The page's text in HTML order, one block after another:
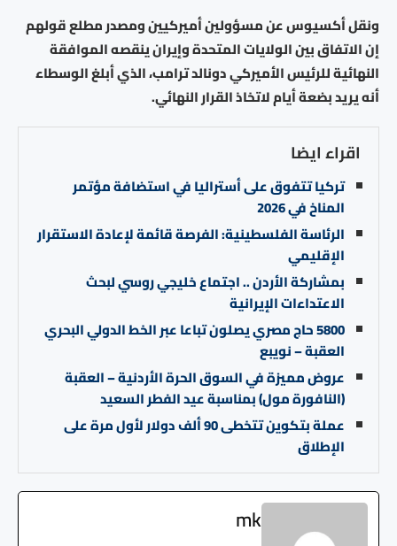
ونقل أكسيوس عن مسؤولين أميركيين ومصدر مطلع قولهم
إن الاتفاق بين الولايات المتحدة وإيران ينقصه الموافقة
النهائية للرئيس الأميركي دونالد ترامب، الذي أبلغ الوسطاء
أنه يريد بضعة أيام لاتخاذ القرار النهائي.
اقراء ايضا
تركيا تتفوق على أستراليا في استضافة مؤتمر
المناخ في 2026
الرئاسة الفلسطينية: الفرصة قائمة لإعادة الاستقرار
الإقليمي
بمشاركة الأردن .. اجتماع خليجي روسي لبحث
الاعتداءات الإيرانية
5800 حاج مصري يصلون تباعا عبر الخط الدولي البحري
العقبة – نويبع
عروض مميزة في السوق الحرة الأردنية – العقبة
(النافورة مول) بمناسبة عيد الفطر السعيد
عملة بتكوين تتخطى 90 ألف دولار لأول مرة على
الإطلاق
mk